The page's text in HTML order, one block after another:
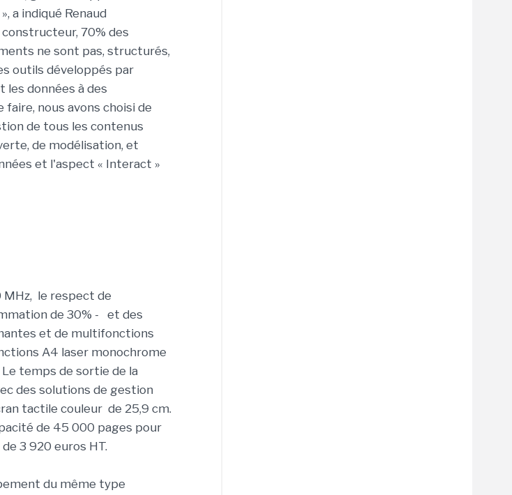
a indiqué Renaud
70% des
ne sont pas, structurés,
outils développés par
données à des
nous avons choisi de
de tous les contenus
de modélisation, et
et l'aspect « Interact »
MHz, le respect de
de 30% - et des
et de multifonctions
A4 laser monochrome
temps de sortie de la
des solutions de gestion
tactile couleur de 25,9 cm.
de 45 000 pages pour
3 920 euros HT.
du même type